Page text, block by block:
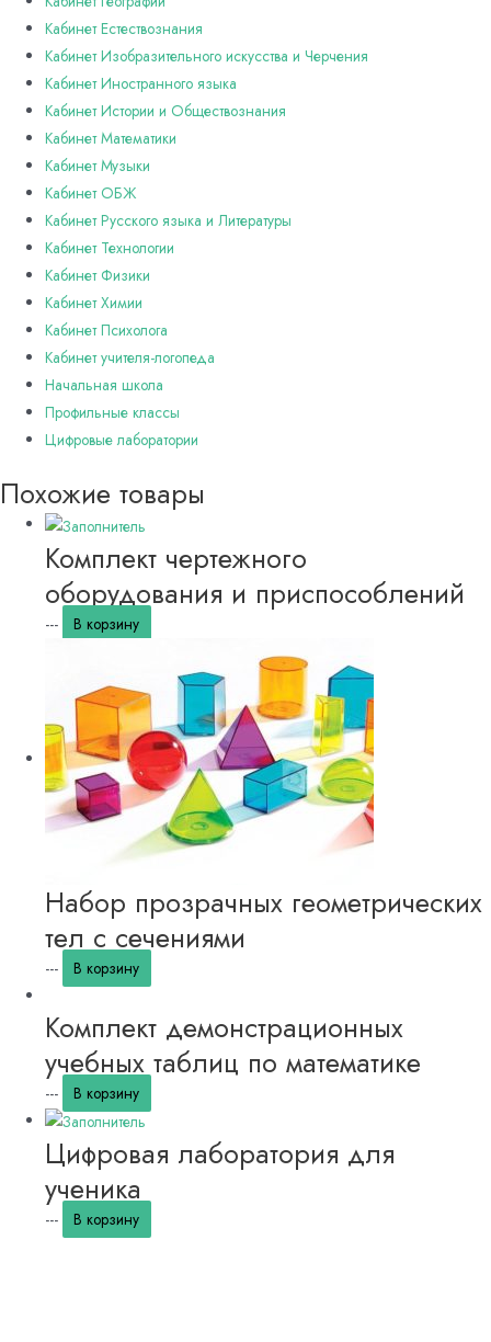
Кабинет Естествознания
Кабинет Изобразительного искусства и Черчения
Кабинет Иностранного языка
Кабинет Истории и Обществознания
Кабинет Математики
Кабинет Музыки
Кабинет ОБЖ
Кабинет Русского языка и Литературы
Кабинет Технологии
Кабинет Физики
Кабинет Химии
Кабинет Психолога
Кабинет учителя-логопеда
Начальная школа
Профильные классы
Цифровые лаборатории
Похожие товары
Комплект чертежного
оборудования и приспособлений
--- В корзину
Набор прозрачных геометрических
тел с сечениями
--- В корзину
Комплект демонстрационных
учебных таблиц по математике
--- В корзину
Цифровая лаборатория для
ученика
--- В корзину